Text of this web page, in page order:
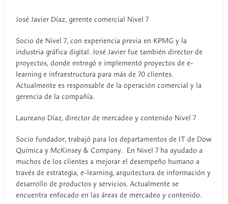
José Javier Díaz, gerente comercial Nivel 7
Socio de Nivel 7, con experiencia previa en KPMG y la
industria gráfica digital. José Javier fue también director de
proyectos, donde entregó e implementó proyectos de e-
learning e infraestructura para más de 70 clientes.
Actualmente es responsable de la operación comercial y la
gerencia de la compañía.
Laureano Díaz, director de mercadeo y contenido Nivel 7
Socio fundador, trabajó para los departamentos de IT de Dow
Química y McKinsey & Company. En Nivel 7 ha ayudado a
muchos de los clientes a mejorar el desempeño humano a
través de estrategia, e-learning, arquitectura de información y
desarrollo de productos y servicios. Actualmente se
encuentra enfocado en las áreas de mercadeo y contenido.